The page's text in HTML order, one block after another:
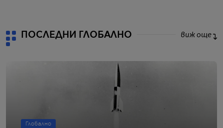
ПОСЛЕДНИ ГЛОБАЛНО виж още
Глобално